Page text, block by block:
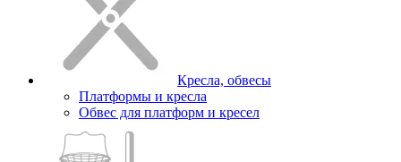
Кресла, обвесы
Платформы и кресла
Обвес для платформ и кресел